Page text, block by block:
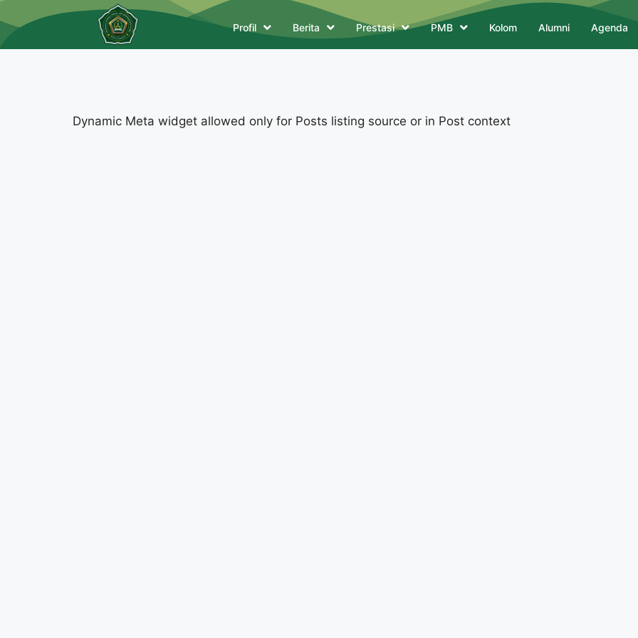
Profil Berita Prestasi PMB Kolom Alumni Agenda
Dynamic Meta widget allowed only for Posts listing source or in Post context